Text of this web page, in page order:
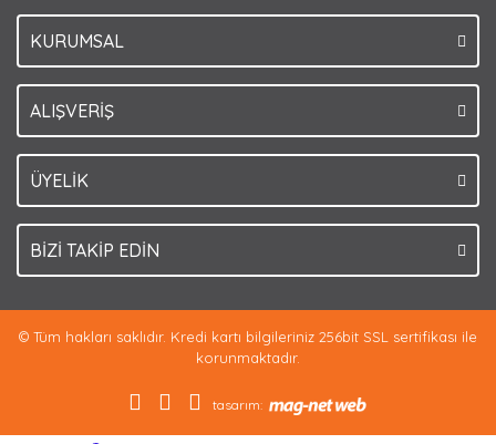
KURUMSAL
ALIŞVERİŞ
ÜYELİK
BİZİ TAKİP EDİN
© Tüm hakları saklıdır. Kredi kartı bilgileriniz 256bit SSL sertifikası ile
korunmaktadır.
tasarım: